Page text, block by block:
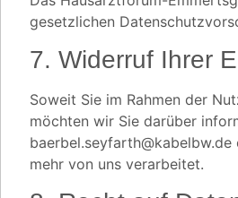
gesetzlichen
7. Widerruf Ihrer
Soweit Sie im Rahmen der
möchten wir Sie darüber
mehr von uns verarbeitet.